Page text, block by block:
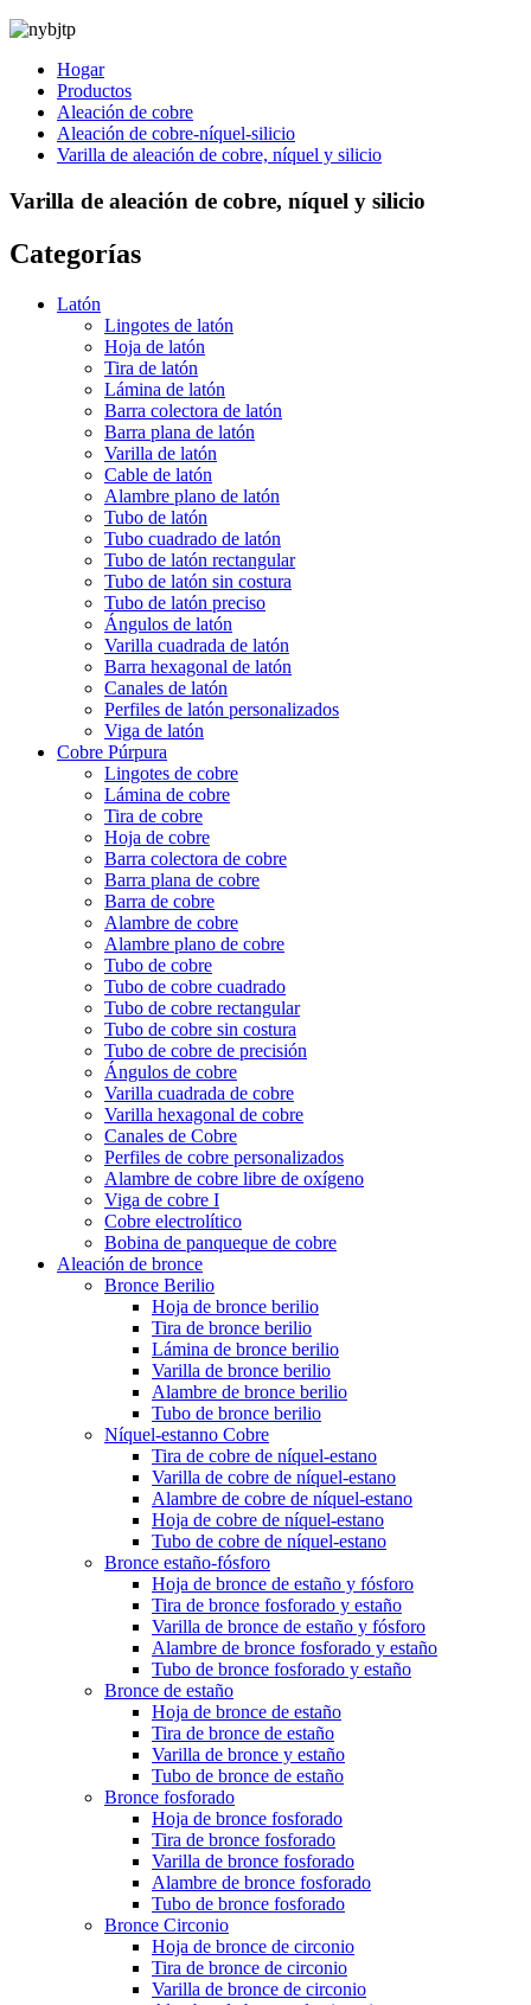
Hogar
Productos
Aleación de cobre
Aleación de cobre-níquel-silicio
Varilla de aleación de cobre, níquel y silicio
Varilla de aleación de cobre, níquel y silicio
Categorías
Latón
Lingotes de latón
Hoja de latón
Tira de latón
Lámina de latón
Barra colectora de latón
Barra plana de latón
Varilla de latón
Cable de latón
Alambre plano de latón
Tubo de latón
Tubo cuadrado de latón
Tubo de latón rectangular
Tubo de latón sin costura
Tubo de latón preciso
Ángulos de latón
Varilla cuadrada de latón
Barra hexagonal de latón
Canales de latón
Perfiles de latón personalizados
Viga de latón
Cobre Púrpura
Lingotes de cobre
Lámina de cobre
Tira de cobre
Hoja de cobre
Barra colectora de cobre
Barra plana de cobre
Barra de cobre
Alambre de cobre
Alambre plano de cobre
Tubo de cobre
Tubo de cobre cuadrado
Tubo de cobre rectangular
Tubo de cobre sin costura
Tubo de cobre de precisión
Ángulos de cobre
Varilla cuadrada de cobre
Varilla hexagonal de cobre
Canales de Cobre
Perfiles de cobre personalizados
Alambre de cobre libre de oxígeno
Viga de cobre I
Cobre electrolítico
Bobina de panqueque de cobre
Aleación de bronce
Bronce Berilio
Hoja de bronce berilio
Tira de bronce berilio
Lámina de bronce berilio
Varilla de bronce berilio
Alambre de bronce berilio
Tubo de bronce berilio
Níquel-estanno Cobre
Tira de cobre de níquel-estano
Varilla de cobre de níquel-estano
Alambre de cobre de níquel-estano
Hoja de cobre de níquel-estano
Tubo de cobre de níquel-estano
Bronce estaño-fósforo
Hoja de bronce de estaño y fósforo
Tira de bronce fosforado y estaño
Varilla de bronce de estaño y fósforo
Alambre de bronce fosforado y estaño
Tubo de bronce fosforado y estaño
Bronce de estaño
Hoja de bronce de estaño
Tira de bronce de estaño
Varilla de bronce y estaño
Tubo de bronce de estaño
Bronce fosforado
Hoja de bronce fosforado
Tira de bronce fosforado
Varilla de bronce fosforado
Alambre de bronce fosforado
Tubo de bronce fosforado
Bronce Circonio
Hoja de bronce de circonio
Tira de bronce de circonio
Varilla de bronce de circonio